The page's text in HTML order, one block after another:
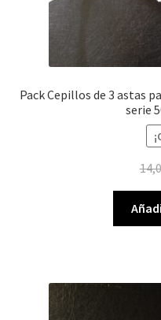
Pack Cepillos de 3 astas
serie